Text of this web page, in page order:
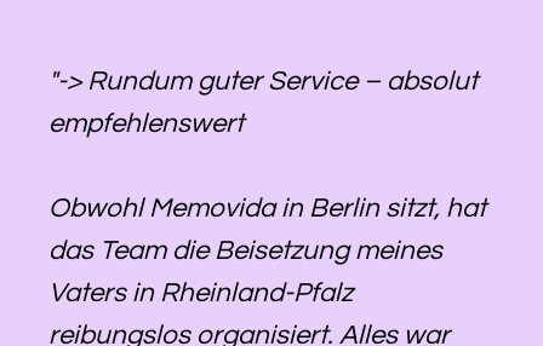
"-> Rundum guter Service – absolut
empfehlenswert
Obwohl Memovida in Berlin sitzt, hat
das Team die Beisetzung meines
Vaters in Rheinland-Pfalz
reibungslos organisiert. Alles war